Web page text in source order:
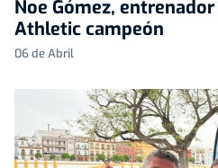
Noe Gómez,
Athletic campeón
06 de Abril